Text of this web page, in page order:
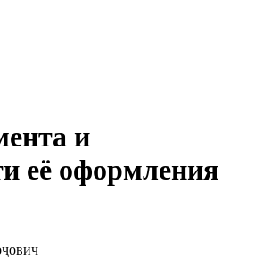
и
её оформления